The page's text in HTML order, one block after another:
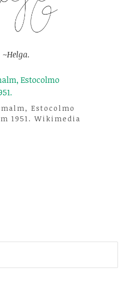
~Helga.
Estocolmo
1951. Wikimedia